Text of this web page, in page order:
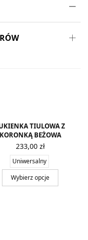
TIULOWA Z
KORONKĄ BEŻOWA
233,00 zł
Uniwersalny
Wybierz opcje